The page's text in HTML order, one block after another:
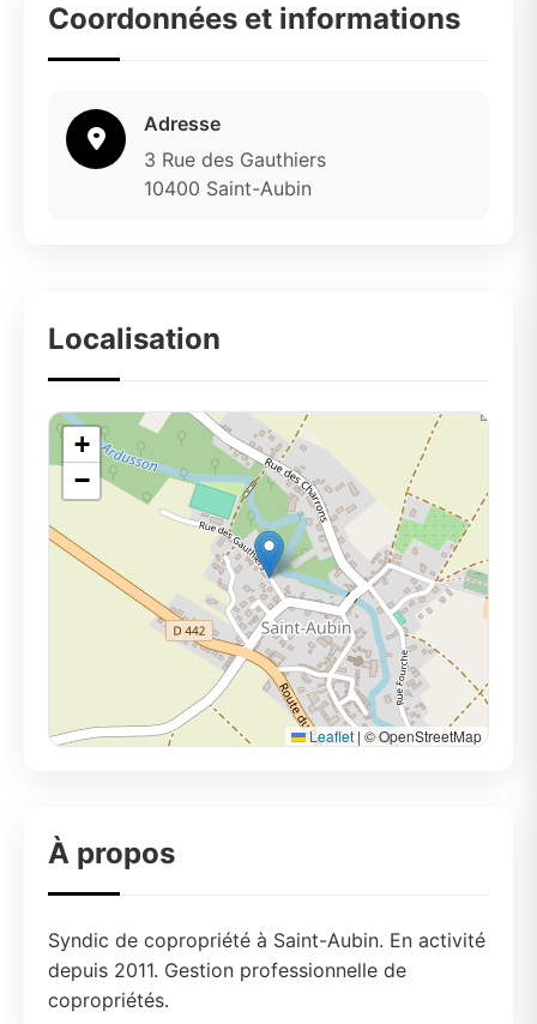
Coordonnées et informations
Adresse
3 Rue des Gauthiers
10400 Saint-Aubin
Localisation
+
−
Leaflet| © OpenStreetMap
À propos
Syndic de copropriété à Saint-Aubin. En activité
depuis 2011. Gestion professionnelle de
copropriétés.